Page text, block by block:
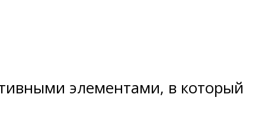
элементами, в который